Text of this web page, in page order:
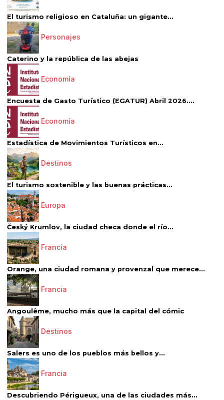
El turismo religioso en Cataluña: un gigante...
Personajes
Caterino y la república de las abejas
Economía
Encuesta de Gasto Turístico (EGATUR) Abril 2026....
Economía
Estadística de Movimientos Turísticos en...
Destinos
El turismo sostenible y las buenas prácticas...
Europa
Český Krumlov, la ciudad checa donde el río...
Francia
Orange, una ciudad romana y provenzal que merece...
Francia
Angoulême, mucho más que la capital del cómic
Destinos
Salers es uno de los pueblos más bellos y...
Francia
Descubriendo Périgueux, una de las ciudades más...